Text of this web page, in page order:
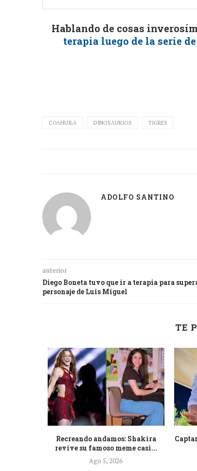
Hablando de cosas
terapia luego de la serie
COAHUILA DINOSAURIOS TIGRES
ADOLFO SANTINO
anterior
Diego Boneta tuvo que ir a terapia para
personaje de Luis Miguel
TE
Recreando andamos: Shakira
revive su famoso meme casi...
Ago 5, 2026